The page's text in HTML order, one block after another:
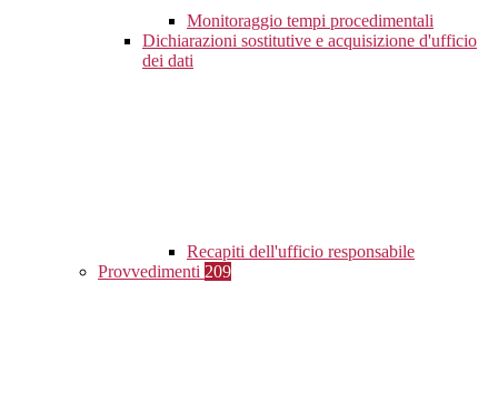
Monitoraggio tempi procedimentali
Dichiarazioni sostitutive e acquisizione d'ufficio
dei dati
Recapiti dell'ufficio responsabile
Provvedimenti 209